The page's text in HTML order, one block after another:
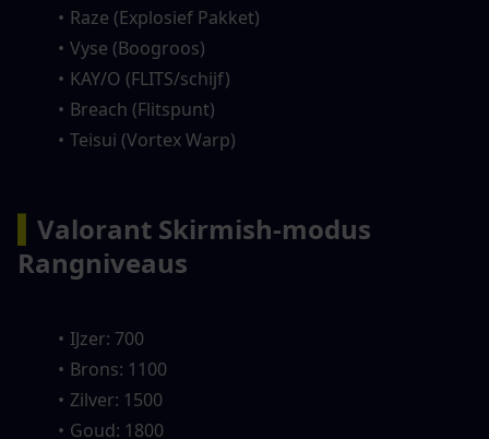
Raze (Explosief Pakket)
Vyse (Boogroos)
KAY/O (FLITS/schijf)
Breach (Flitspunt)
Teisui (Vortex Warp)
Valorant Skirmish-modus
Rangniveaus
IJzer: 700
Brons: 1100
Zilver: 1500
Goud: 1800